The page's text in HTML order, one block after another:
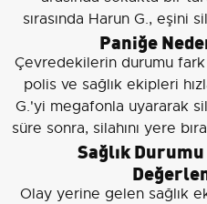
sırasında Harun G., eşini
Paniğe
Çevredekilerin durumu
polis ve sağlık ekipleri
G.'yi megafonla uyararak
süre sonra, silahını yere
Sağlık
Olay yerine gelen sağlık